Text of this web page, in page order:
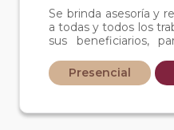
Se brinda asesoría y
a todas y todos los
sus beneficiarios,
laboral, siempre y
un abogado particular.
Presencial